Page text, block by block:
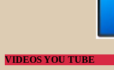
VIDEOS YOU TUBE